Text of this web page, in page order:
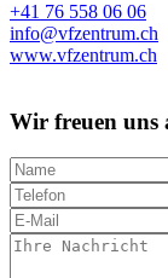
+41 76 558 06 06
info@vfzentrum.ch
www.vfzentrum.ch
Wir freuen